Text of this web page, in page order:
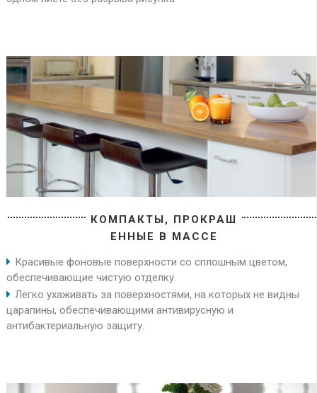
КОМПАКТЫ, ПРОКРАШ
ЕННЫЕ В МАССЕ
Красивые фоновые поверхности со сплошным цветом,
обеспечивающие чистую отделку.
Легко ухаживать за поверхностями, на которых не видны
царапины, обеспечивающими антивирусную и
антибактериальную защиту.